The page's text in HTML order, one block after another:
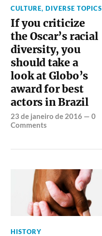
CULTURE,DIVERSE TOPICS
If you criticize
the Oscar’s racial
diversity, you
should take a
look at Globo’s
award for best
actors in Brazil
23 de janeiro de 2016 —0
Comments
HISTORY